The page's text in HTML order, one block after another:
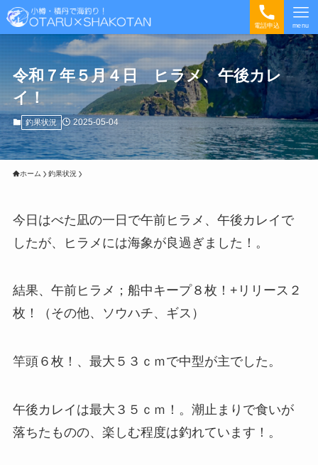
電話申込 menu
令和７年５月４日 ヒラメ、午後カレ
イ！
釣果状況 2025-05-04
ホーム 釣果状況
今日はべた凪の一日で午前ヒラメ、午後カレイで
したが、ヒラメには海象が良過ぎました！。
結果、午前ヒラメ；船中キープ８枚！+リリース２
枚！（その他、ソウハチ、ギス）
竿頭６枚！、最大５３ｃｍで中型が主でした。
午後カレイは最大３５ｃｍ！。潮止まりで食いが
落ちたものの、楽しむ程度は釣れています！。